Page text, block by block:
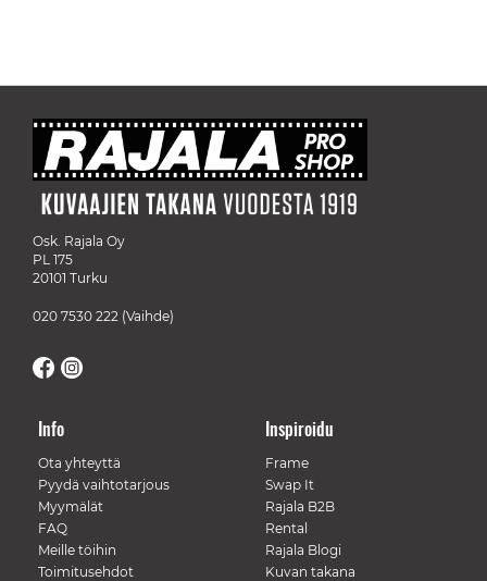
Osk. Rajala Oy
PL 175
20101 Turku
020 7530 222 (Vaihde)
Info
Ota yhteyttä
Pyydä vaihtotarjous
Myymälät
FAQ
Meille töihin
Toimitusehdot
Inspiroidu
Frame
Swap It
Rajala B2B
Rental
Rajala Blogi
Kuvan takana